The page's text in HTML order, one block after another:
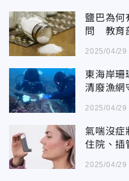
鹽巴為何
問 教育
2025/04/29
東海岸珊
清廢漁網
2025/04/29
氣喘沒症
住院、插
2025/04/29